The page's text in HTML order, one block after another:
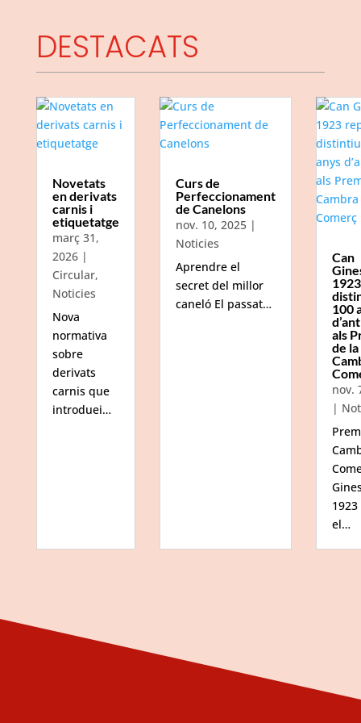
DESTACATS
Novetats
en derivats
carnis i
etiquetatge
març 31,
2026|
Circular,
Noticies
Nova
normativa
sobre
derivats
carnis que
introduei…
Curs de
Perfeccionament
de Canelons
nov. 10, 2025|
Noticies
Aprendre el
secret del millor
caneló El passat…
Can
100
als
de la
nov.
|
el…